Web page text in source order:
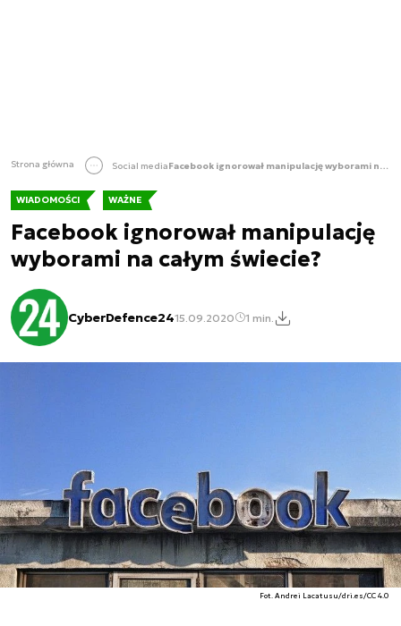
Strona główna Social media Facebook ignorował manipulację wyborami na całym świecie?
WIADOMOŚCI WAŻNE
Facebook ignorował manipulację
wyborami na całym świecie?
CyberDefence2415.09.2020 1 min.
Fot. Andrei Lacatusu/dri.es/CC 4.0